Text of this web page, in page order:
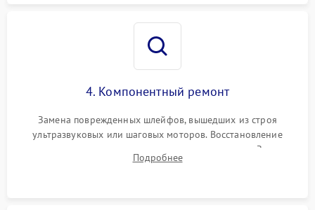
4. Компонентный ремонт
Замена поврежденных шлейфов, вышедших из строя
ультразвуковых или шаговых моторов. Восстановление
геометрии направляющих при заклинивании зума. Замена
неисправного блока диафрагмы, датчиков положения или
Подробнее